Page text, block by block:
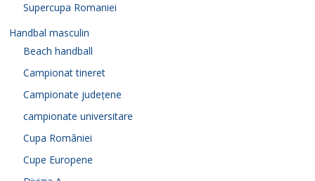
Supercupa Romaniei
Handbal masculin
Beach handball
Campionat tineret
Campionate județene
campionate universitare
Cupa României
Cupe Europene